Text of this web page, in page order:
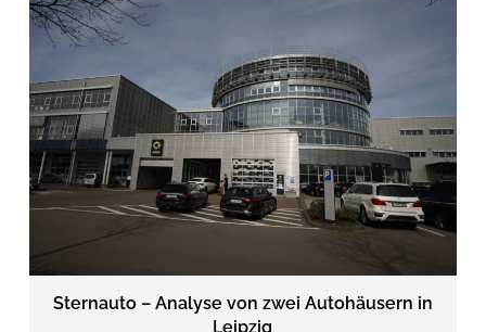
Sternauto – Analyse von zwei Autohäusern in
Leipzig